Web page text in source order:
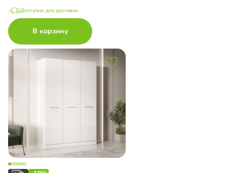
Доступно для доставки
В корзину